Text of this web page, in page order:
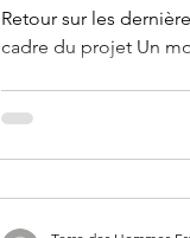
Retour sur les
cadre du projet Un